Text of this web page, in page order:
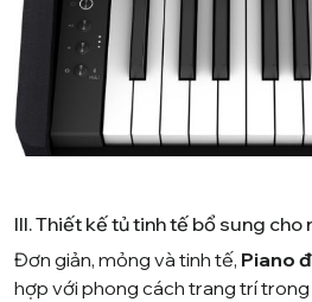
III. Thiết kế tủ tinh tế bổ sung cho
Đơn giản, mỏng và tinh tế, Piano
hợp với phong cách trang trí